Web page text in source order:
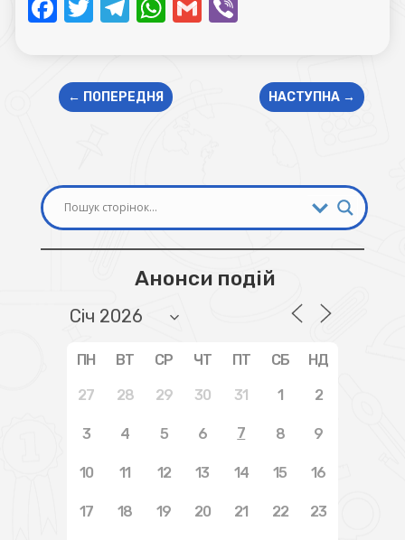
Facebook
Twitter
Telegram
WhatsApp
GmailViber
← ПОПЕРЕДНЯ НАСТУПНА →
Анонси подій
ПН ВТ СР ЧТ ПТ СБ НД
27 28 29 30 31 1 2
3 4 5 6 7 8 9
10 11 12 13 14 15 16
17 18 19 20 21 22 23